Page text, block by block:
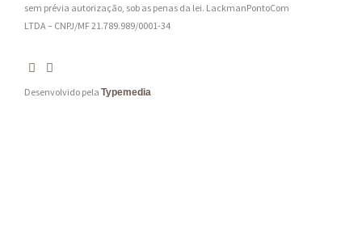
sem prévia autorização, sob as penas da lei. LackmanPontoCom
LTDA – CNPJ/MF 21.789.989/0001-34
Desenvolvido pela Typemedia